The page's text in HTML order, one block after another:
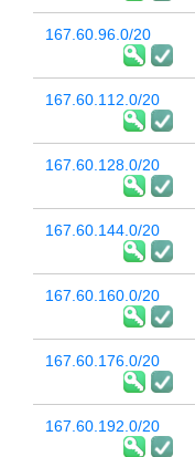
167.60.96.0/20
167.60.112.0/20
167.60.128.0/20
167.60.144.0/20
167.60.160.0/20
167.60.176.0/20
167.60.192.0/20